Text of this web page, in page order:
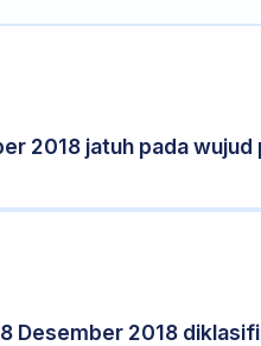
2018 jatuh pada
Desember 2018